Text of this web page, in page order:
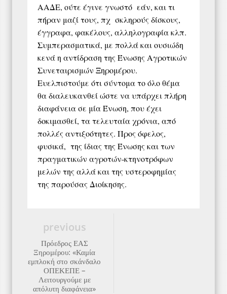
ΑΑΔΕ, ούτε έγινε γνωστό εάν, και τι
πήραν μαζί τους, πχ σκληρούς δίσκους,
έγγραφα, φακέλους, αλληλογραφία κλπ.
Συμπερασματικά, με πολλά και ουσιώδη
κενά η αντίδραση της Ένωσης Αγροτικών
Συνεταιρισμών Ξηρομέρου.
Ευελπιστούμε ότι σύντομα το όλο θέμα
θα διαλευκανθεί ώστε να υπάρχει πλήρη
διαφάνεια σε μία Ένωση, που έχει
δοκιμασθεί, τα τελευταία χρόνια, από
πολλές αντιξοότητες. Προς όφελος,
φυσικά, της ίδιας της Ένωσης και των
πραγματικών αγροτών-κτηνοτρόφων
μελών της αλλά και της υστεροφημίας
της παρούσας Διοίκησης.
previous
Πρόεδρος ΕΑΣ
Ξηρομέρου: «Καμία
εμπλοκή στο σκάνδαλο
ΟΠΕΚΕΠΕ –
Λειτουργούμε με
απόλυτη διαφάνεια»